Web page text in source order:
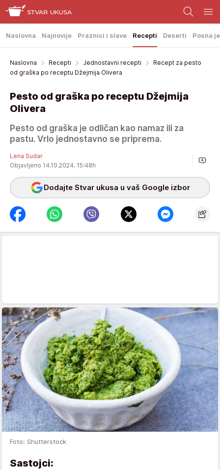
Naslovna Najnovije Praznici i slave Recepti Deserti Posna
Naslovna Recepti Jednostavni recepti
Recept za pesto
od graška po receptu Džejmija Olivera
Pesto od graška po receptu Džejmija
Olivera
Pesto od graška je odličan kao namaz ili za
pastu. Vrlo jednostavno se priprema.
Lena Sudar
Objavljeno 14.10.2024. 15:48h
Dodajte Stvar ukusa u vaš Google izbor
Foto: Shutterstock
Sastojci: